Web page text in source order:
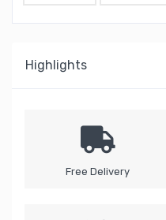
Highlights
Free Delivery